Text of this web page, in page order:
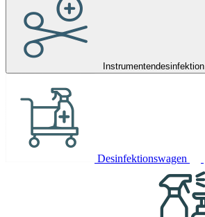
Instrumentendesinfektion
Desinfektionswagen